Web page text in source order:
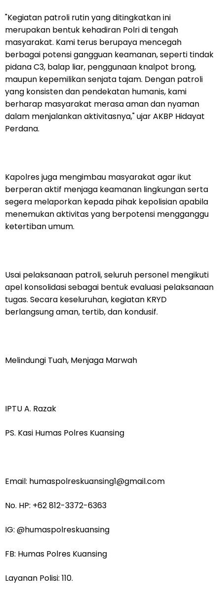
"Kegiatan patroli rutin yang ditingkatkan ini
merupakan bentuk kehadiran Polri di tengah
masyarakat. Kami terus berupaya mencegah
berbagai potensi gangguan keamanan, seperti tindak
pidana C3, balap liar, penggunaan knalpot brong,
maupun kepemilikan senjata tajam. Dengan patroli
yang konsisten dan pendekatan humanis, kami
berharap masyarakat merasa aman dan nyaman
dalam menjalankan aktivitasnya," ujar AKBP Hidayat
Perdana.
Kapolres juga mengimbau masyarakat agar ikut
berperan aktif menjaga keamanan lingkungan serta
segera melaporkan kepada pihak kepolisian apabila
menemukan aktivitas yang berpotensi mengganggu
ketertiban umum.
Usai pelaksanaan patroli, seluruh personel mengikuti
apel konsolidasi sebagai bentuk evaluasi pelaksanaan
tugas. Secara keseluruhan, kegiatan KRYD
berlangsung aman, tertib, dan kondusif.
Melindungi Tuah, Menjaga Marwah
IPTU A. Razak
PS. Kasi Humas Polres Kuansing
Email: humaspolreskuansing1@gmail.com
No. HP: +62 812-3372-6363
IG: @humaspolreskuansing
FB: Humas Polres Kuansing
Layanan Polisi: 110.